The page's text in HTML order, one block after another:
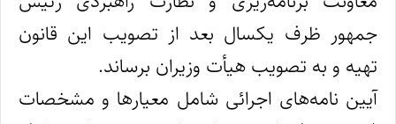
جمهور ظرف یکسال بعد از تصویب این قانون
تهیه و به تصویب هیأت وزیران برساند.
آیین‌ نامه‌های اجرائی شامل معیارها و مشخصات